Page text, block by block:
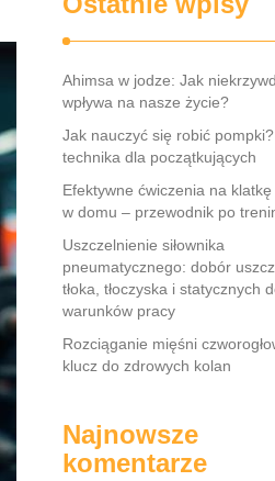
Ahimsa w jodze: Jak
wpływa na nasze życie?
Jak nauczyć się robić
technika dla początkujących
Efektywne ćwiczenia na
w domu – przewodnik po
Uszczelnienie siłownika
pneumatycznego: dobór
tłoka, tłoczyska i statycznych
warunków pracy
Rozciąganie mięśni
klucz do zdrowych kolan
Najnowsze
komentarze